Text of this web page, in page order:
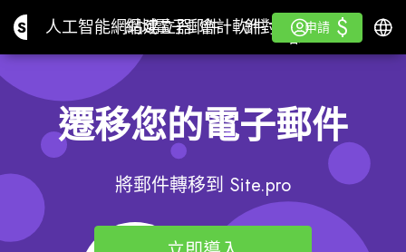
Site.pro人工智能網站建立器
人工智能網站建立器
網域
網域電子郵件
電子郵件會計軟件
會計軟件針對經銷商白色標籤
針對經銷商
白色標籤
學
學申請
申請
登入 $
$ 繁體
遷移您的電子郵件
將郵件轉移到 Site.pro